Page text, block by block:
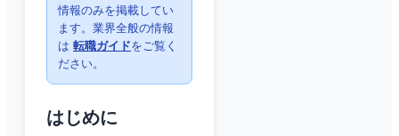
情報のみを掲載してい
ます。業界全般の情報
は 転職ガイドをご覧く
ださい。
はじめに